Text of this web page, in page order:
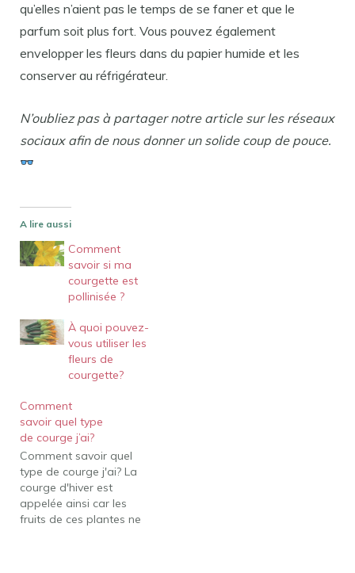
qu’elles n’aient pas le temps de se faner et que le
parfum soit plus fort. Vous pouvez également
envelopper les fleurs dans du papier humide et les
conserver au réfrigérateur.
N’oubliez pas à partager notre article sur les réseaux
sociaux afin de nous donner un solide coup de pouce.
A lire aussi
Comment
savoir si ma
courgette est
pollinisée ?
À quoi pouvez-
vous utiliser les
fleurs de
courgette?
Comment
savoir quel type
de courge j’ai?
Comment savoir quel
type de courge j'ai? La
courge d'hiver est
appelée ainsi car les
fruits de ces plantes ne